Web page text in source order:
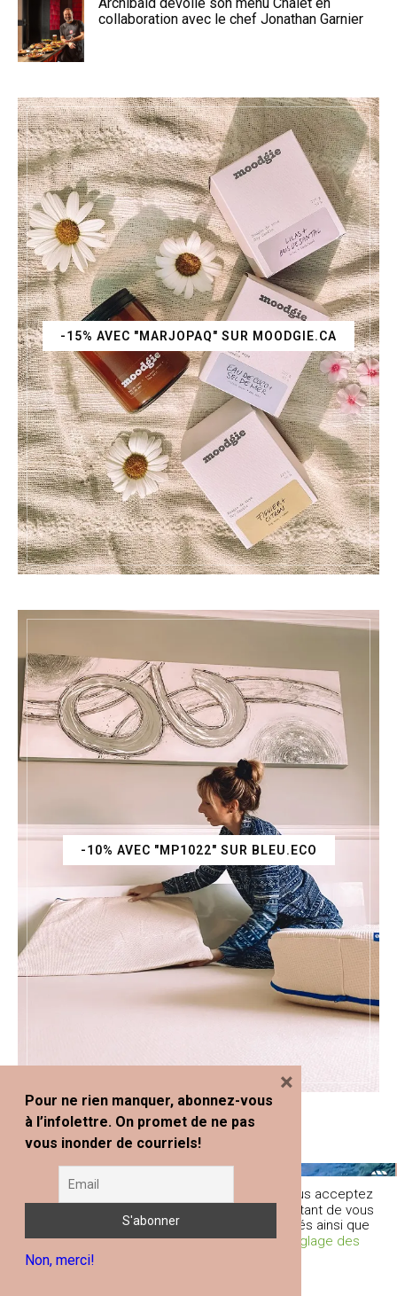
collaboration avec le chef Jonathan Garnier
-15% AVEC "MARJOPAQ" SUR MOODGIE.CA
-10% AVEC "MP1022" SUR BLEU.ECO
En poursuivant votre navigation sur ce site, vous acceptez
l'utilisation de traceurs (cookies) nous permettant de vous
fournir les services et fonctionnalités proposés ainsi que
d’améliorer votre expérience globale.
Réglage des
Pour ne rien manquer, abonnez-vous
à l’infolettre. On promet de ne pas
vous inonder de courriels!
Non, merci!
×